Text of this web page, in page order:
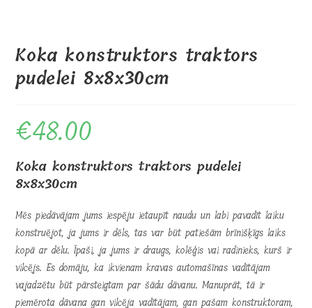
Koka konstruktors traktors
pudelei 8x8x30cm
€48.00
Koka konstruktors traktors pudelei
8x8x30cm
Mēs piedāvājam jums iespēju ietaupīt naudu un labi pavadīt laiku
konstruējot, ja jums ir dēls, tas var būt patiešām brīnišķīgs laiks
kopā ar dēlu. Īpaši, ja jums ir draugs, kolēģis vai radinieks, kurš ir
vilcējs. Es domāju, ka ikvienam kravas automašīnas vadītājam
vajadzētu būt pārsteigtam par šādu dāvanu. Manuprāt, tā ir
piemērota dāvana gan vilcēja vadītājam, gan pašam konstruktoram,